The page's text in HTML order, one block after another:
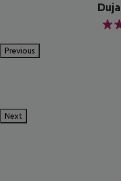
5
Previous
Next